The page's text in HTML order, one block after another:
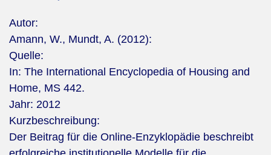
Autor:
Amann, W., Mundt, A. (2012):
Quelle:
In: The International Encyclopedia of Housing and
Home, MS 442.
Jahr: 2012
Kurzbeschreibung:
Der Beitrag für die Online-Enzyklopädie beschreibt